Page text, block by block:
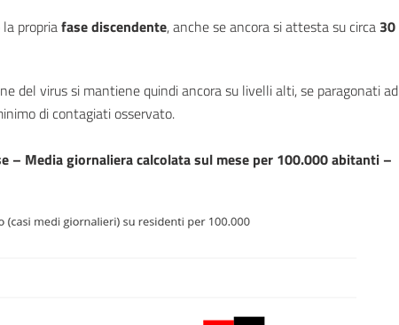
propriafase discendente, anche se ancora si attesta su circa 30
del virus si mantiene quindi ancora su livelli alti, se paragonati ad
di contagiati osservato.
– Media giornaliera calcolata sul mese per 100.000 abitanti –